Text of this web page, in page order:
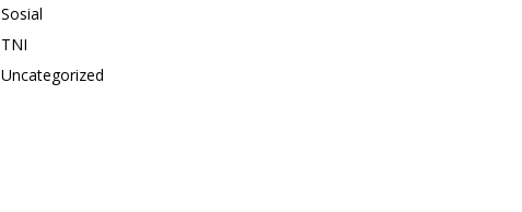
Sosial
TNI
Uncategorized